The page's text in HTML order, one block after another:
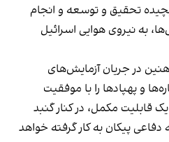
تحقیق و توسعه و انجام
به نیروی هوایی اسرائیل
در جریان آزمایش‌های
و پهپادها را با موفقیت
قابلیت مکمل، در کنار گنبد
پیکان به کار گرفته خواهد